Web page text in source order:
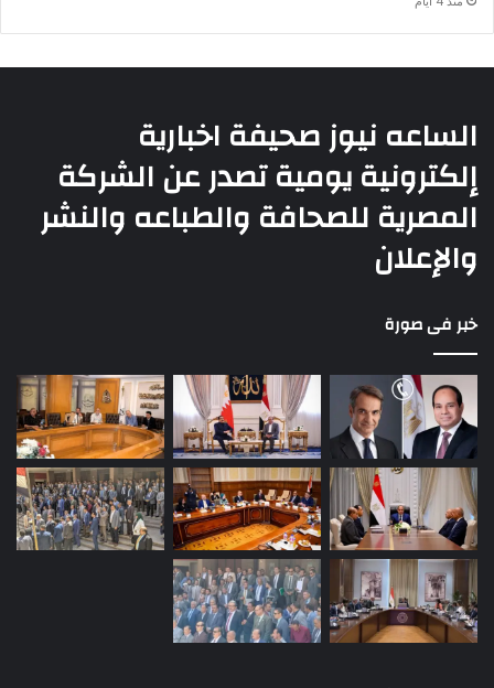
الساعه نيوز صحيفة اخبارية
إلكترونية يومية تصدر عن الشركة
المصرية للصحافة والطباعه والنشر
والإعلان
خبر فى صورة